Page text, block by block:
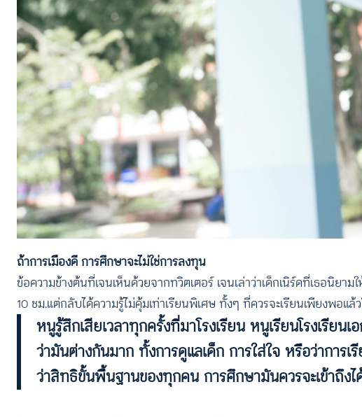
ถ้าการเมืองดี การศึกษาจะไม่ใช่การลงทุน
ข้อความข้างต้นที่เจนเห็นด้วยจากทวิตเตอร์ เจนเล่าว่าเด็กเนิร์ดที่เธอนิยา
10 ชม.แต่กลับได้ความรู้ไม่คุ้มเท่าเรียนพิเศษ ทั้งๆ ที่ควรจะเรียนเพียงพอแล้ว
หนูรู้สึกเสียเวลาทุกครั้งที่มาโรงเรียน หนูเรียนโรงเรีย
ว่ามันต่างกันมาก ทั้งการดูแลเด็ก การใส่ใจ หรือว่ากา
ว่าสิทธิขั้นพื้นฐานของทุกคน การศึกษามันควรจะเข้าถึง